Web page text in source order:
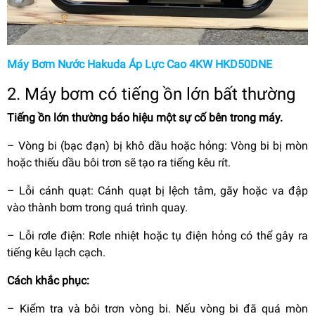
Máy Bơm Nước Hakuda Áp Lực Cao 4KW HKD50DNE
2. Máy bơm có tiếng ồn lớn bất thường
Tiếng ồn lớn thường báo hiệu một sự cố bên trong máy.
–Vòng bi (bạc đạn) bị khô dầu hoặc hỏng: Vòng bi bị mòn
hoặc thiếu dầu bôi trơn sẽ tạo ra tiếng kêu rít.
– Lỗi cánh quạt: Cánh quạt bị lệch tâm, gãy hoặc va đập
vào thành bơm trong quá trình quay.
– Lỗi rơle điện: Rơle nhiệt hoặc tụ điện hỏng có thể gây ra
tiếng kêu lạch cạch.
Cách khắc phục:
– Kiểm tra và bôi trơn vòng bi. Nếu vòng bi đã quá mòn